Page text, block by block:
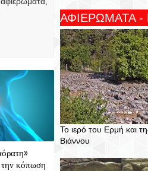
κόπωση
ΑΦΙΕΡΩΜΑΤΑ -
Το ιερό του Ερμή και
Βιάννου